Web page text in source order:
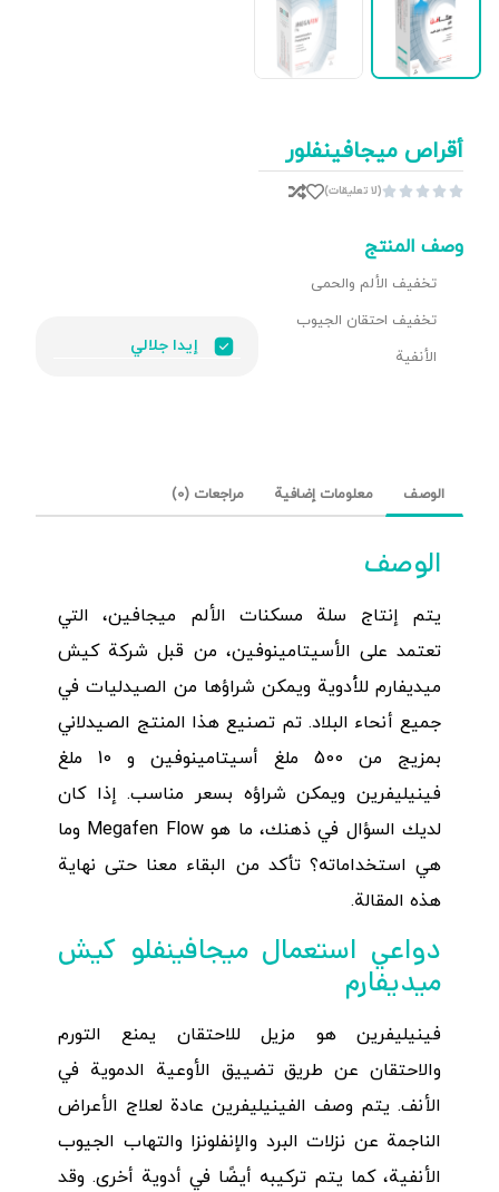
أقراص ميجافينفلور




(لا تعليقات)
وصف المنتج
تخفيف الألم والحمى
تخفيف احتقان الجيوب
الأنفية
إيدا جلالي
الوصف معلومات إضافية مراجعات (0)
الوصف
يتم إنتاج سلة مسكنات الألم ميجافين، التي
تعتمد على الأسيتامينوفين، من قبل شركة كيش
ميديفارم للأدوية ويمكن شراؤها من الصيدليات في
جميع أنحاء البلاد. تم تصنيع هذا المنتج الصيدلاني
بمزيج من 500 ملغ أسيتامينوفين و 10 ملغ
فينيليفرين ويمكن شراؤه بسعر مناسب. إذا كان
لديك السؤال في ذهنك، ما هو Megafen Flow وما
هي استخداماته؟ تأكد من البقاء معنا حتى نهاية
هذه المقالة.
دواعي استعمال ميجافينفلو كيش
ميديفارم
فينيليفرين هو مزيل للاحتقان يمنع التورم
والاحتقان عن طريق تضييق الأوعية الدموية في
الأنف. يتم وصف الفينيليفرين عادة لعلاج الأعراض
الناجمة عن نزلات البرد والإنفلونزا والتهاب الجيوب
الأنفية، كما يتم تركيبه أيضًا في أدوية أخرى. وقد